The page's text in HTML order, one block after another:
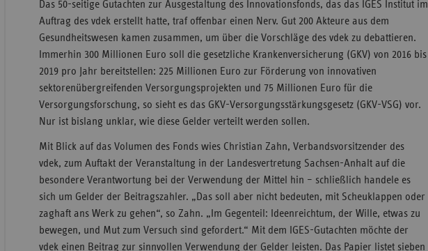
Das 50-seitige Gutachten zur Ausgestaltung des Innovationsfonds, das das IGES Institut im
Auftrag des vdek erstellt hatte, traf offenbar einen Nerv. Gut 200 Akteure aus dem
Gesundheitswesen kamen zusammen, um über die Vorschläge des vdek zu debattieren.
Immerhin 300 Millionen Euro soll die gesetzliche Krankenversicherung (GKV) von 2016 bis
2019 pro Jahr bereitstellen: 225 Millionen Euro zur Förderung von innovativen
sektorenübergreifenden Versorgungsprojekten und 75 Millionen Euro für die
Versorgungsforschung, so sieht es das GKV-Versorgungsstärkungsgesetz (GKV-VSG) vor.
Nur ist bislang unklar, wie diese Gelder verteilt werden sollen.
Mit Blick auf das Volumen des Fonds wies Christian Zahn, Verbandsvorsitzender des
vdek, zum Auftakt der Veranstaltung in der Landesvertretung Sachsen-Anhalt auf die
besondere Verantwortung bei der Verwendung der Mittel hin – schließlich handele es
sich um Gelder der Beitragszahler. „Das soll aber nicht bedeuten, mit Scheuklappen oder
zaghaft ans Werk zu gehen“, so Zahn. „Im Gegenteil: Ideenreichtum, der Wille, etwas zu
bewegen, und Mut zum Versuch sind gefordert.“ Mit dem IGES-Gutachten möchte der
vdek einen Beitrag zur sinnvollen Verwendung der Gelder leisten. Das Papier listet sieben